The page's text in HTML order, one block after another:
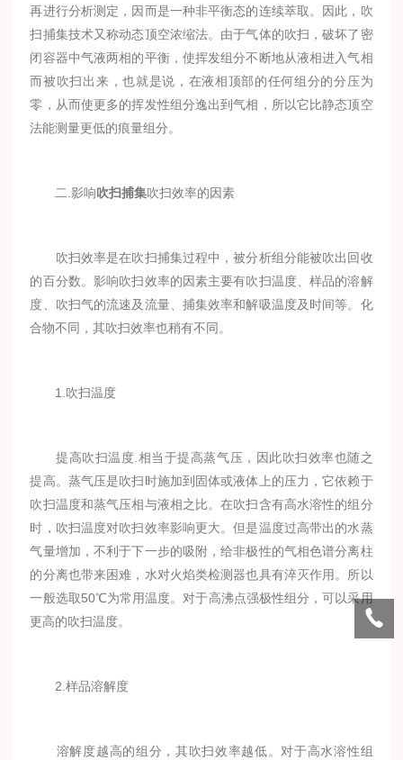
再进行分析测定，因而是一种非平衡态的连续萃取。因此，吹
扫捕集技术又称动态顶空浓缩法。由于气体的吹扫，破坏了密
闭容器中气液两相的平衡，使挥发组分不断地从液相进入气相
而被吹扫出来，也就是说，在液相顶部的任何组分的分压为
零，从而使更多的挥发性组分逸出到气相，所以它比静态顶空
法能测量更低的痕量组分。
二.影响吹扫捕集吹扫效率的因素
吹扫效率是在吹扫捕集过程中，被分析组分能被吹出回收
的百分数。影响吹扫效率的因素主要有吹扫温度、样品的溶解
度、吹扫气的流速及流量、捕集效率和解吸温度及时间等。化
合物不同，其吹扫效率也稍有不同。
1.吹扫温度
提高吹扫温度.相当于提高蒸气压，因此吹扫效率也随之
提高。蒸气压是吹扫时施加到固体或液体上的压力，它依赖于
吹扫温度和蒸气压相与液相之比。在吹扫含有高水溶性的组分
时，吹扫温度对吹扫效率影响更大。但是温度过高带出的水蒸
气量增加，不利于下一步的吸附，给非极性的气相色谱分离柱
的分离也带来困难，水对火焰类检测器也具有淬灭作用。所以
一般选取50℃为常用温度。对于高沸点强极性组分，可以采用
更高的吹扫温度。
2.样品溶解度
溶解度越高的组分，其吹扫效率越低。对于高水溶性组